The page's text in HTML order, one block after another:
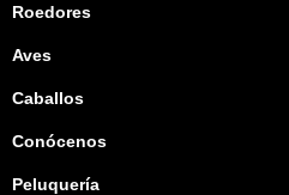
Roedores
Aves
Caballos
Conócenos
Peluquería